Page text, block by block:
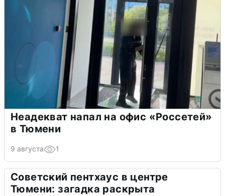
Неадекват напал на офис «Россетей»
в Тюмени
9 августа 1
Советский пентхаус в центре
Тюмени: загадка раскрыта